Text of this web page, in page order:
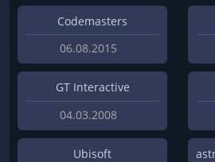
Codemasters
06.08.2015
GT Interactive
04.03.2008
Ubisoft